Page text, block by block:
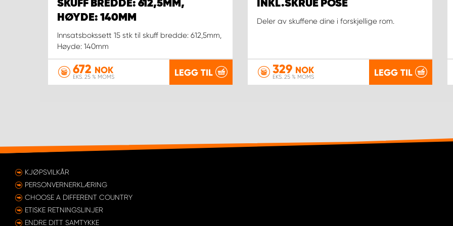
SKUFF BREDDE: 612,5MM,
HØYDE: 140MM
Innsatsbokssett 15 stk til skuff bredde: 612,5mm,
Høyde: 140mm
672 NOK
EKS. 25 % MOMS LEGG TIL
INKL.SKRUE POSE
Deler av skuffene dine i forskjellige rom.
329 NOK
EKS. 25 % MOMS LEGG TIL
KJØPSVILKÅR
PERSONVERNERKLÆRING
CHOOSE A DIFFERENT COUNTRY
ETISKE RETNINGSLINJER
ENDRE DITT SAMTYKKE